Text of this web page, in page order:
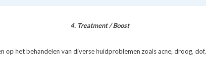
4. Treatment / Boost
op het behandelen van diverse huidproblemen zoals acne, droog, dof,